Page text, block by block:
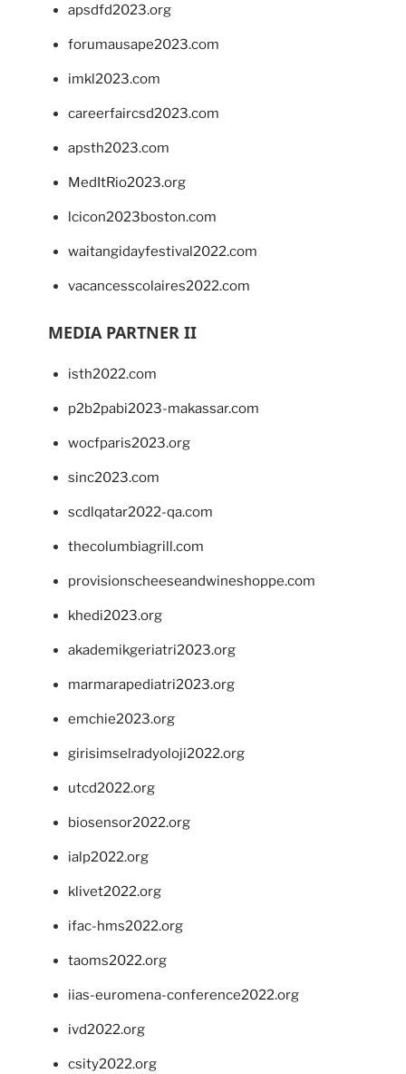
apsdfd2023.org
forumausape2023.com
imkl2023.com
careerfaircsd2023.com
apsth2023.com
MedItRio2023.org
lcicon2023boston.com
waitangidayfestival2022.com
vacancesscolaires2022.com
MEDIA PARTNER II
isth2022.com
p2b2pabi2023-makassar.com
wocfparis2023.org
sinc2023.com
scdlqatar2022-qa.com
thecolumbiagrill.com
provisionscheeseandwineshoppe.com
khedi2023.org
akademikgeriatri2023.org
marmarapediatri2023.org
emchie2023.org
girisimselradyoloji2022.org
utcd2022.org
biosensor2022.org
ialp2022.org
klivet2022.org
ifac-hms2022.org
taoms2022.org
iias-euromena-conference2022.org
ivd2022.org
csity2022.org